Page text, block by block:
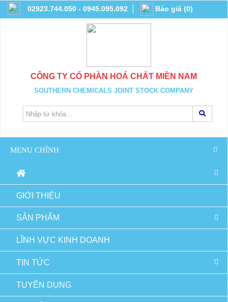
02923.744.050 - 0945.095.092 Báo giá (0)
CÔNG TY CỔ PHẦN HOÁ CHẤT MIỀN NAM
SOUTHERN CHEMICALS JOINT STOCK COMPANY
MENU CHÍNH
GIỚI THIỆU
SẢN PHẨM
LĨNH VỰC KINH DOANH
TIN TỨC
TUYỂN DỤNG